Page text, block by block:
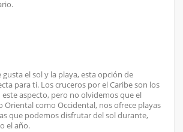
gusta el sol y la playa, esta opción de
para ti. Los cruceros por el Caribe son los
este aspecto, pero no olvidemos que el
como Occidental, nos ofrece playas
que podemos disfrutar del sol durante,
el año.